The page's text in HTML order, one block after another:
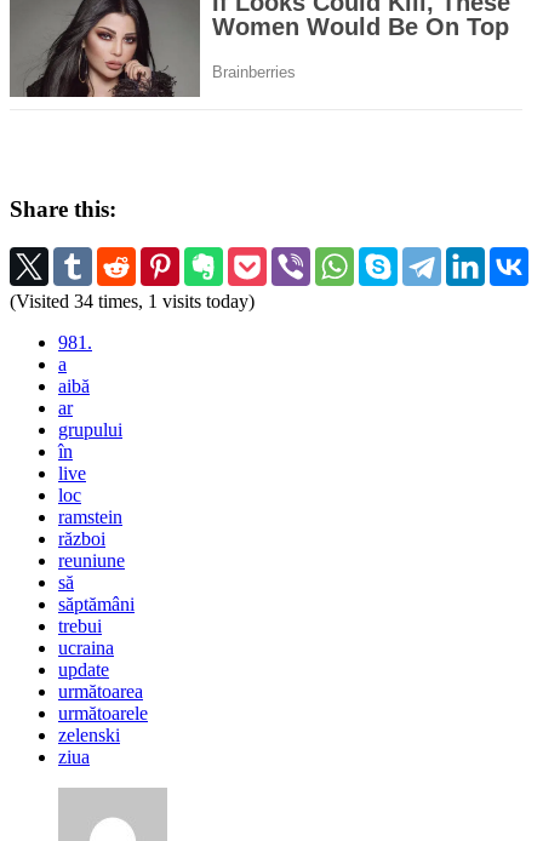
Share this:
(Visited 34 times, 1 visits today)
981.
a
aibă
ar
grupului
în
live
loc
ramstein
război
reuniune
să
săptămâni
trebui
ucraina
update
următoarea
următoarele
zelenski
ziua